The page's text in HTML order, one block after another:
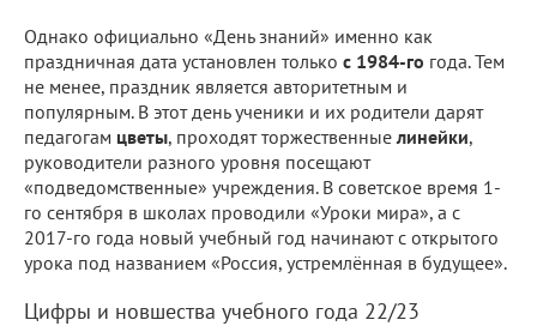
Однако официально «День знаний» именно как
праздничная дата установлен только с 1984-го года. Тем
не менее, праздник является авторитетным и
популярным. В этот день ученики и их родители дарят
педагогам цветы, проходят торжественные линейки,
руководители разного уровня посещают
«подведомственные» учреждения. В советское время 1-
го сентября в школах проводили «Уроки мира», а с
2017-го года новый учебный год начинают с открытого
урока под названием «Россия, устремлённая в будущее».
Цифры и новшества учебного года 22/23